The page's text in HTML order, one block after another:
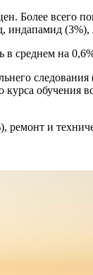
Более
индапамид
в среднем на
и